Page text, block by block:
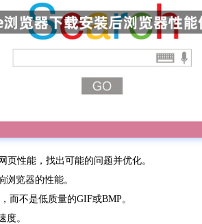
页性能，找出可能的问题并优化。
览器的性能。
而不是低质量的GIF或BMP。
度。